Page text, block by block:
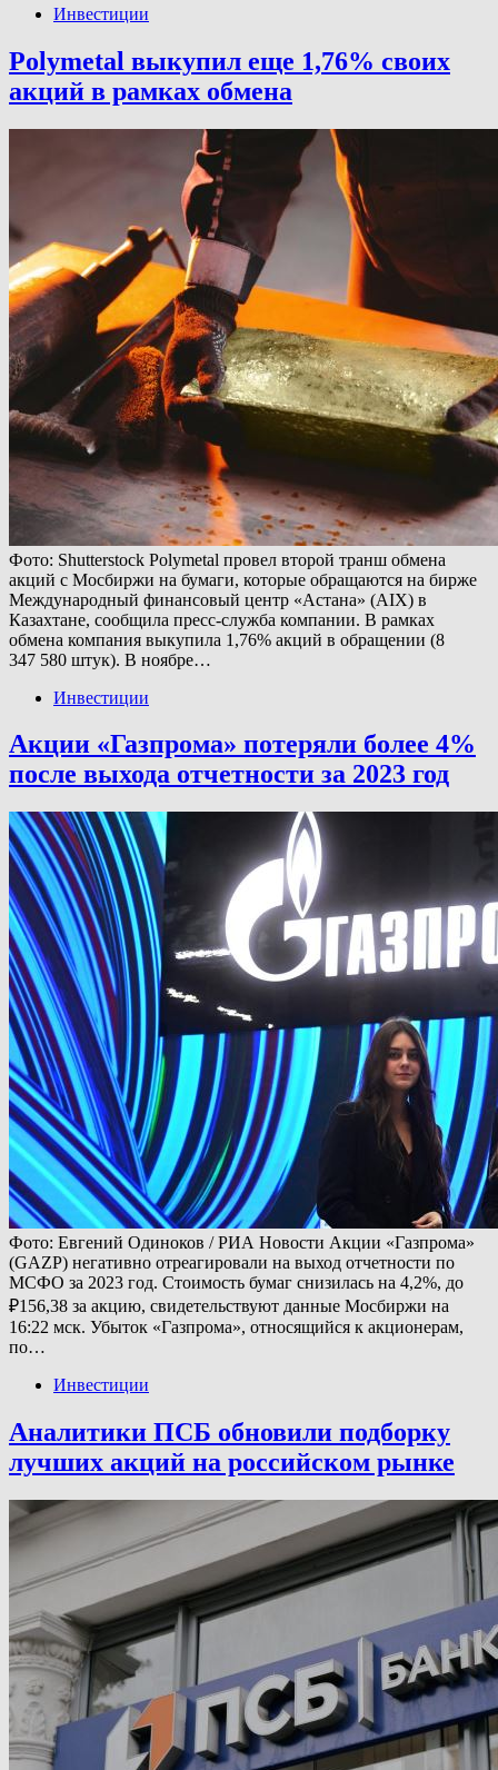
Инвестиции
Polymetal выкупил еще 1,76% своих
акций в рамках обмена
Фото: Shutterstock Polymetal провел второй транш обмена
акций с Мосбиржи на бумаги, которые обращаются на бирже
Международный финансовый центр «Астана» (AIX) в
Казахтане, сообщила пресс-служба компании. В рамках
обмена компания выкупила 1,76% акций в обращении (8
347 580 штук). В ноябре…
Инвестиции
Акции «Газпрома» потеряли более 4%
после выхода отчетности за 2023 год
Фото: Евгений Одиноков / РИА Новости Акции «Газпрома»
(GAZP) негативно отреагировали на выход отчетности по
МСФО за 2023 год. Стоимость бумаг снизилась на 4,2%, до
₽156,38 за акцию, свидетельствуют данные Мосбиржи на
16:22 мск. Убыток «Газпрома», относящийся к акционерам,
по…
Инвестиции
Аналитики ПСБ обновили подборку
лучших акций на российском рынке